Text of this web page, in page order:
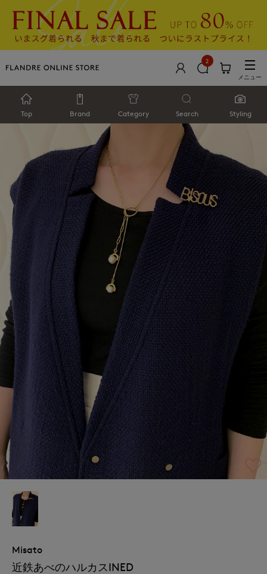
2
メニュー
Top Brand Category Search Styling
Misato
近鉄あべのハルカスINED